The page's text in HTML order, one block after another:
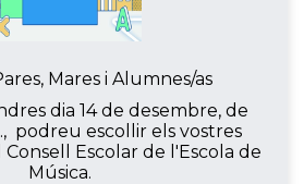
Mares i Alumnes/as
dia 14 de desembre, de
podreu escollir els vostres
Escolar de l'Escola de
Música.